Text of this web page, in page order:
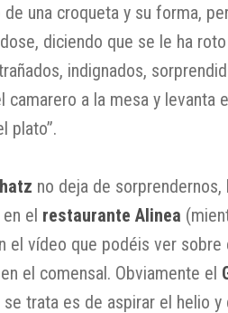
de una croqueta y su forma,
diciendo que se le ha
indignados,
camarero a la mesa y levanta
plato”.
no deja de
el restaurante Alinea
el vídeo que podéis ver
el comensal. Obviamente el
trata es de aspirar el helio y